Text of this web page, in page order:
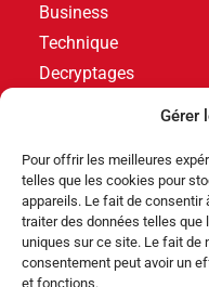
Gérer
Pour offrir les meilleures
telles que les cookies pour
appareils. Le fait de consentir
traiter des données telles que
uniques sur ce site. Le fait de
consentement peut avoir un
et fonctions.
Business
Technique
Decryptages
DERNIERS
Événements,